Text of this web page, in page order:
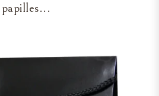
papilles...